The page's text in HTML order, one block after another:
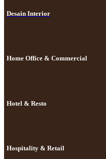
Desain Interior
Home Office & Commercial
Hotel & Resto
Hospitality & Retail